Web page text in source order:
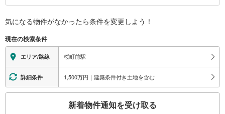
※段差なしでの移動経路
地上⇔改札⇔ホーム：○
トイレ
《多機能トイレ》
・改札外
スロープ
気になる物件がなかったら条件を変更しよう！
現在の検索条件
エリア/路線 桜町前駅
詳細条件 1,500万円｜建築条件付き土地を含む
新着物件通知を受け取る